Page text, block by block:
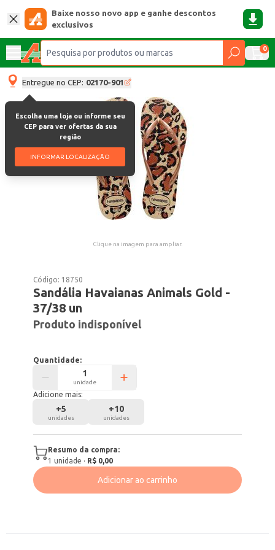
Baixe nosso novo app e ganhe descontos
exclusivos
0
Entregue no CEP: 02170-901
Escolha uma loja ou informe seu
CEP para ver ofertas da sua
região
INFORMAR LOCALIZAÇÃO
Clique na imagem para ampliar.
Código: 18750
Sandália Havaianas Animals Gold -
37/38 un
Produto indisponível
Quantidade:
unidade
Adicione mais:
+5
unidades
+10
unidades
Resumo da compra:
1 unidade · R$ 0,00
Adicionar ao carrinho